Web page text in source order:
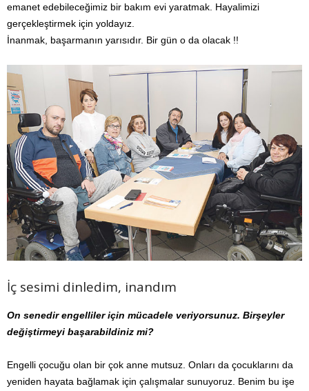
emanet edebileceğimiz bir bakım evi yaratmak. Hayalimizi
gerçekleştirmek için yoldayız.
İnanmak, başarmanın yarısıdır. Bir gün o da olacak !!
İç sesimi dinledim, inandım
On senedir engelliler için mücadele veriyorsunuz. Birşeyler
değiştirmeyi başarabildiniz mi?
Engelli çocuğu olan bir çok anne mutsuz. Onları da çocuklarını da
yeniden hayata bağlamak için çalışmalar sunuyoruz. Benim bu işe